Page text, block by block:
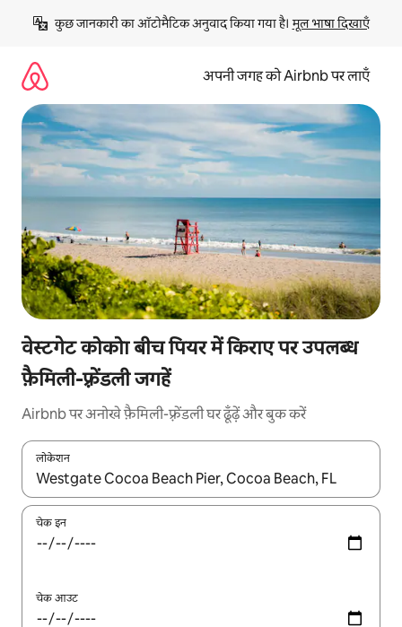
छोड़कर
कॉन्टेंट
कुछ जानकारी का ऑटोमैटिक अनुवाद किया गया है। मूल भाषा दिखाएँ
अपनी जगह को Airbnb पर लाएँ
वेस्टगेट कोकोा बीच पियर में किराए पर उपलब्ध
फ़ैमिली-फ़्रेंडली जगहें
Airbnb पर अनोखे फ़ैमिली-फ़्रेंडली घर ढूँढ़ें और बुक करें
लोकेशन
नतीजों के उपलब्ध होने पर, अप और डाउन 'ऐरो की' का इस्तेमाल करके नेविगेट
चेक इन
चेक आउट